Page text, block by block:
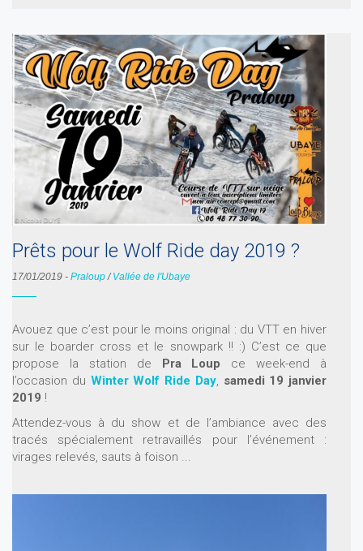
Prêts pour le Wolf Ride day 2019 ?
17/01/2019 - Praloup/ Vallée de l'Ubaye
Avouez que c’est pour le moins original : du VTT en hiver
sur le boarder cross et le snowpark !! :) C’est ce que
propose la station de Pra Loup ce week-end à
l’occasion du Winter Wolf Ride Day, samedi 19 janvier
2019 !
Attendez-vous à du show et de l’ambiance avec des
tracés spécialement retravaillés pour l’événement :
virages relevés, sauts à foison ...